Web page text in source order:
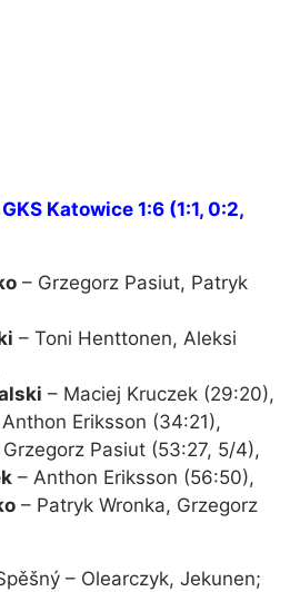
Katowice 1:6 (1:1, 0:2,
– Grzegorz Pasiut, Patryk
– Toni Henttonen, Aleksi
– Maciej Kruczek (29:20),
Eriksson (34:21),
Grzegorz Pasiut (53:27, 5/4),
– Anthon Eriksson (56:50),
– Patryk Wronka, Grzegorz
– Olearczyk, Jekunen;